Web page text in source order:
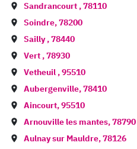
Sandrancourt ,78110
Soindre,78200
Sailly,78440
Vert ,78930
Vetheuil ,95510
Aubergenville,78410
Aincourt,95510
Arnouville les mantes,78790
Aulnay sur Mauldre,78126